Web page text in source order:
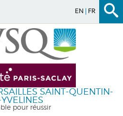
EN FR
SAINT-QUENTIN-
pour réussir